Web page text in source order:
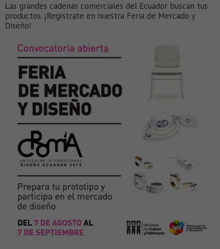
Las grandes cadenas comerciales del Ecuador buscan tus
productos. ¡Regístrate en nuestra Feria de Mercado y
Diseño!